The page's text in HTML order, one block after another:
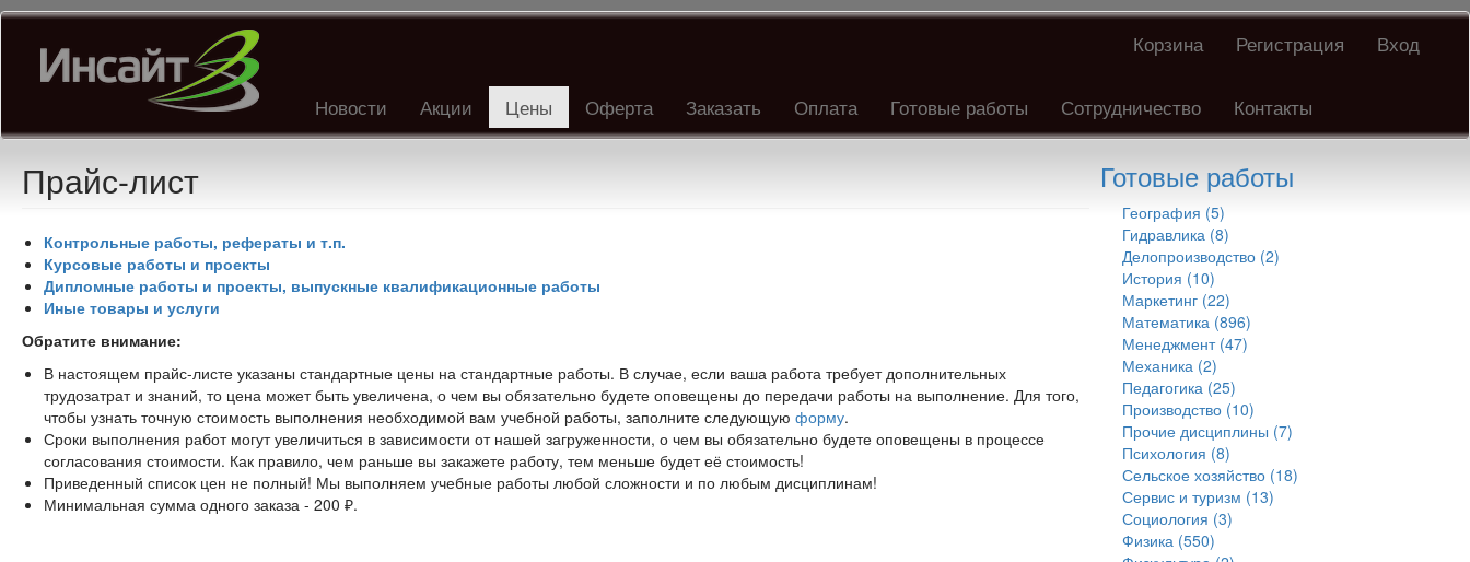
Перейти
основному
содержанию
Корзина Регистрация Вход
Новости Акции Цены Оферта Заказать Оплата Готовые работы Сотрудничество Контакты
Прайс-лист
Контрольные работы, рефераты и т.п.
Курсовые работы и проекты
Дипломные работы и проекты, выпускные квалификационные работы
Иные товары и услуги
Обратите внимание:
В настоящем прайс-листе указаны стандартные цены на стандартные работы. В случае, если ваша работа требует дополнительных
трудозатрат и знаний, то цена может быть увеличена, о чем вы обязательно будете оповещены до передачи работы на выполнение. Для того,
чтобы узнать точную стоимость выполнения необходимой вам учебной работы, заполните следующую форму.
Сроки выполнения работ могут увеличиться в зависимости от нашей загруженности, о чем вы обязательно будете оповещены в процессе
согласования стоимости. Как правило, чем раньше вы закажете работу, тем меньше будет её стоимость!
Приведенный список цен не полный! Мы выполняем учебные работы любой сложности и по любым дисциплинам!
Минимальная сумма одного заказа - 200 ₽.
Готовые работы
География (5)
Гидравлика (8)
Делопроизводство (2)
История (10)
Маркетинг (22)
Математика (896)
Менеджмент (47)
Механика (2)
Педагогика (25)
Производство (10)
Прочие дисциплины (7)
Психология (8)
Сельское хозяйство (18)
Сервис и туризм (13)
Социология (3)
Физика (550)